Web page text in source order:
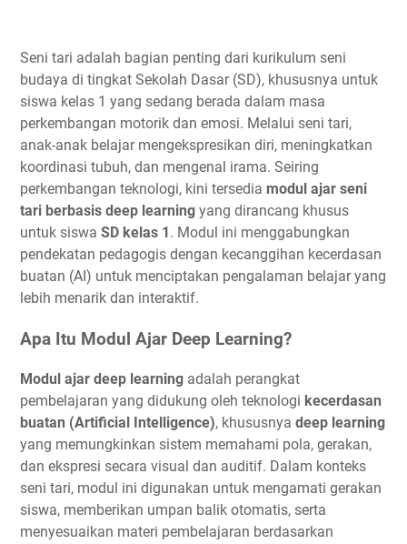
Seni tari adalah bagian penting dari kurikulum seni
budaya di tingkat Sekolah Dasar (SD), khususnya untuk
siswa kelas 1 yang sedang berada dalam masa
perkembangan motorik dan emosi. Melalui seni tari,
anak-anak belajar mengekspresikan diri, meningkatkan
koordinasi tubuh, dan mengenal irama. Seiring
perkembangan teknologi, kini tersedia modul ajar seni
tari berbasis deep learning yang dirancang khusus
untuk siswa SD kelas 1. Modul ini menggabungkan
pendekatan pedagogis dengan kecanggihan kecerdasan
buatan (AI) untuk menciptakan pengalaman belajar yang
lebih menarik dan interaktif.
Apa Itu Modul Ajar Deep Learning?
Modul ajar deep learning adalah perangkat
pembelajaran yang didukung oleh teknologi kecerdasan
buatan (Artificial Intelligence), khususnya deep learning
yang memungkinkan sistem memahami pola, gerakan,
dan ekspresi secara visual dan auditif. Dalam konteks
seni tari, modul ini digunakan untuk mengamati gerakan
siswa, memberikan umpan balik otomatis, serta
menyesuaikan materi pembelajaran berdasarkan